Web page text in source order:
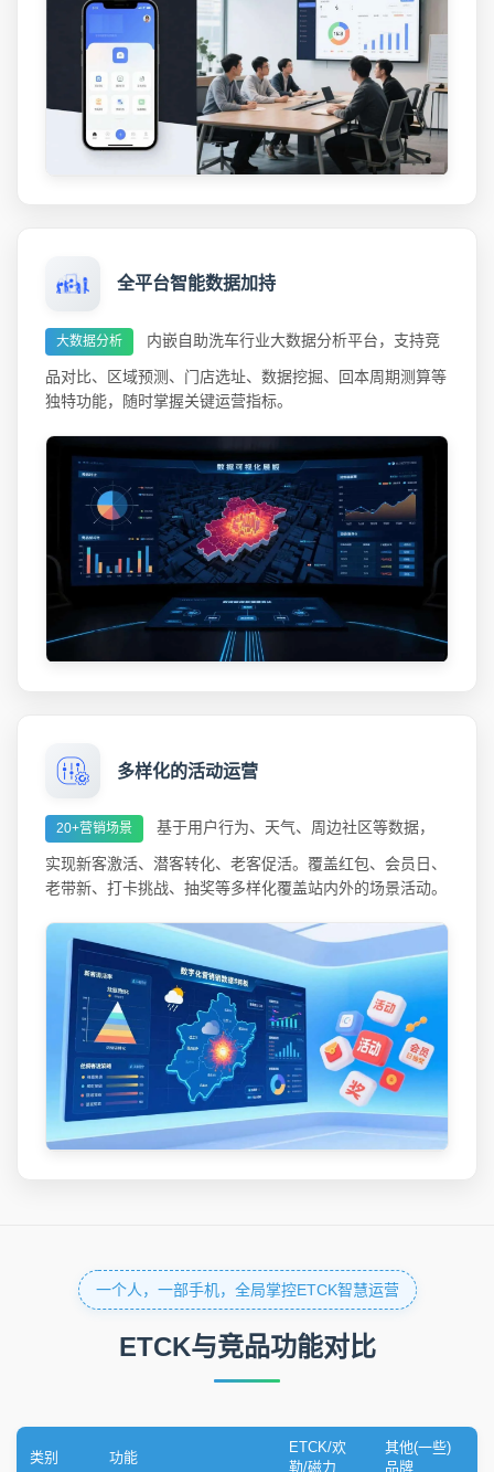
全平台智能数据加持
大数据分析 内嵌自助洗车行业大数据分析平台，支持竞
品对比、区域预测、门店选址、数据挖掘、回本周期测算等
独特功能，随时掌握关键运营指标。
多样化的活动运营
20+营销场景 基于用户行为、天气、周边社区等数据，
实现新客激活、潜客转化、老客促活。覆盖红包、会员日、
老带新、打卡挑战、抽奖等多样化覆盖站内外的场景活动。
一个人，一部手机，全局掌控ETCK智慧运营
ETCK与竞品功能对比
类别 功能
ETCK/欢
勒/磁力
其他(一些)
品牌